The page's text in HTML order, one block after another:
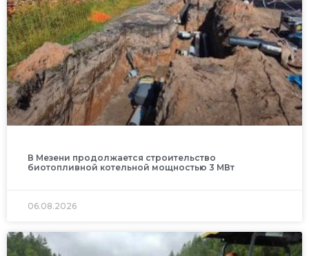
В Мезени продолжается строительство
биотопливной котельной мощностью 3 МВт
06.08.2026